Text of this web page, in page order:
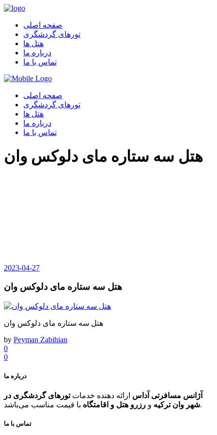
صفحه اصلی
تورهای گردشگری
هتل ها
درباره ما
تماس با ما
صفحه اصلی
تورهای گردشگری
هتل ها
درباره ما
تماس با ما
هتل سه ستاره مای دلوکس وان
2023-04-27
هتل سه ستاره مای دلوکس وان
هتل سه ستاره مای دلوکس وان
by Peyman Zabihian
0
0
درباره ما
آژانس مسافرتی آداس ارائه دهنده خدماتتورهای گردشگری در
شهر وان ترکیه و رزرو هتل و اقامتگاه با قیمت مناسب می‌باشد.
تماس با ما